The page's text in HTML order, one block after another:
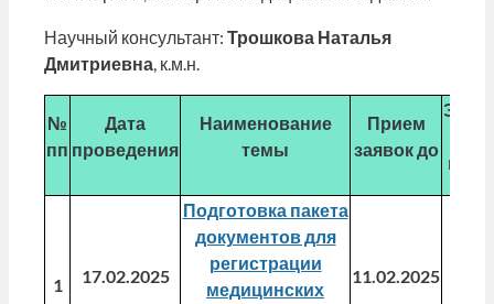
Научный консультант: Трошкова Наталья
Дмитриевна, к.м.н.
№
пп
Дата
проведения
Наименование
темы
Прием
заявок до
1 17.02.2025
Подготовка пакета
документов для
регистрации
медицинских
11.02.2025